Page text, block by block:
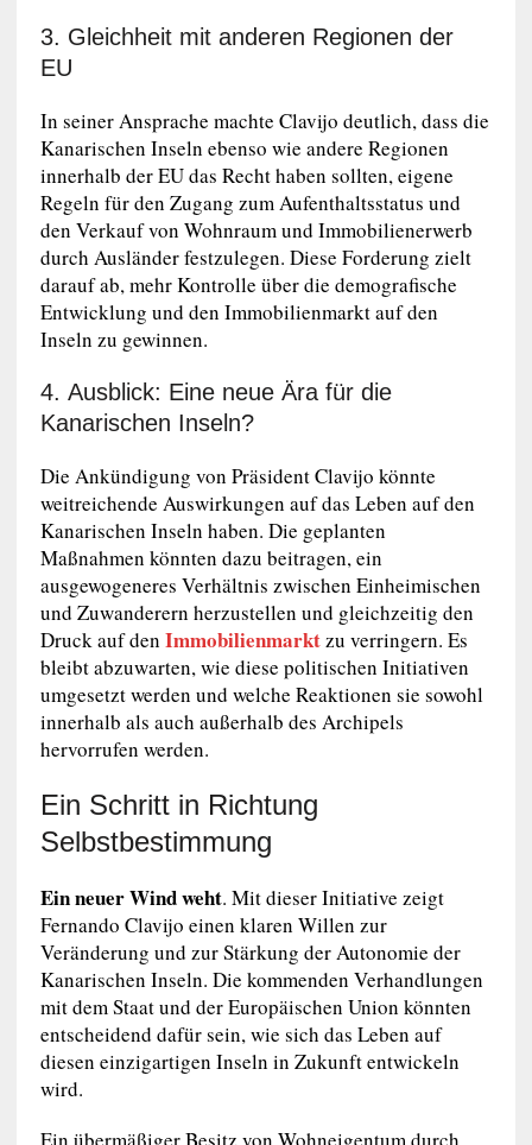
3. Gleichheit mit anderen Regionen der
EU
In seiner Ansprache machte Clavijo deutlich, dass die
Kanarischen Inseln ebenso wie andere Regionen
innerhalb der EU das Recht haben sollten, eigene
Regeln für den Zugang zum Aufenthaltsstatus und
den Verkauf von Wohnraum und Immobilienerwerb
durch Ausländer festzulegen. Diese Forderung zielt
darauf ab, mehr Kontrolle über die demografische
Entwicklung und den Immobilienmarkt auf den
Inseln zu gewinnen.
4. Ausblick: Eine neue Ära für die
Kanarischen Inseln?
Die Ankündigung von Präsident Clavijo könnte
weitreichende Auswirkungen auf das Leben auf den
Kanarischen Inseln haben. Die geplanten
Maßnahmen könnten dazu beitragen, ein
ausgewogeneres Verhältnis zwischen Einheimischen
und Zuwanderern herzustellen und gleichzeitig den
Druck auf den Immobilienmarktzu verringern. Es
bleibt abzuwarten, wie diese politischen Initiativen
umgesetzt werden und welche Reaktionen sie sowohl
innerhalb als auch außerhalb des Archipels
hervorrufen werden.
Ein Schritt in Richtung
Selbstbestimmung
Ein neuer Wind weht. Mit dieser Initiative zeigt
Fernando Clavijo einen klaren Willen zur
Veränderung und zur Stärkung der Autonomie der
Kanarischen Inseln. Die kommenden Verhandlungen
mit dem Staat und der Europäischen Union könnten
entscheidend dafür sein, wie sich das Leben auf
diesen einzigartigen Inseln in Zukunft entwickeln
wird.